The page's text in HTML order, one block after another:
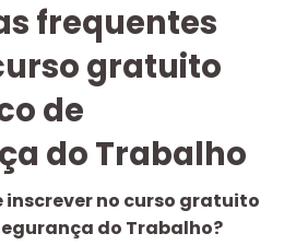
frequentes
gratuito
de
do Trabalho
inscrever no curso gratuito
do Trabalho?